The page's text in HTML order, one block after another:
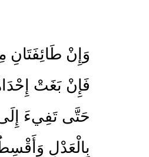
وَإِنْ طَائِفَتَانِ
فَإِنْ بَغَتْ
حَتَّى تَفِيءَ إِلَى
بِالْعَدْلِ